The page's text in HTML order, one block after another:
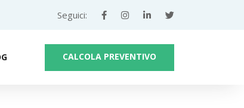
Seguici:
CALCOLA PREVENTIVO